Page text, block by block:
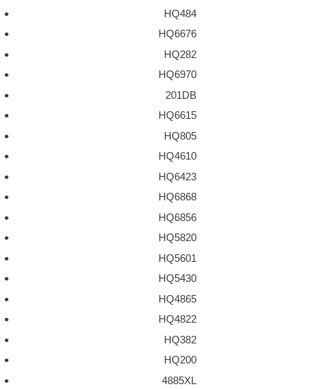
HQ484
HQ6676
HQ282
HQ6970
201DB
HQ6615
HQ805
HQ4610
HQ6423
HQ6868
HQ6856
HQ5820
HQ5601
HQ5430
HQ4865
HQ4822
HQ382
HQ200
4885XL